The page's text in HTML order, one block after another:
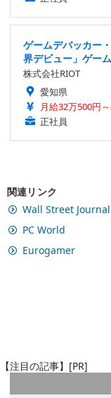
ゲームデバッカー
界デビュー」ゲー
株式会社RIOT
愛知県
月給32万500円
正社員
関連リンク
Wall Street Journal
PC World
Eurogamer
【注目の記事】[PR]